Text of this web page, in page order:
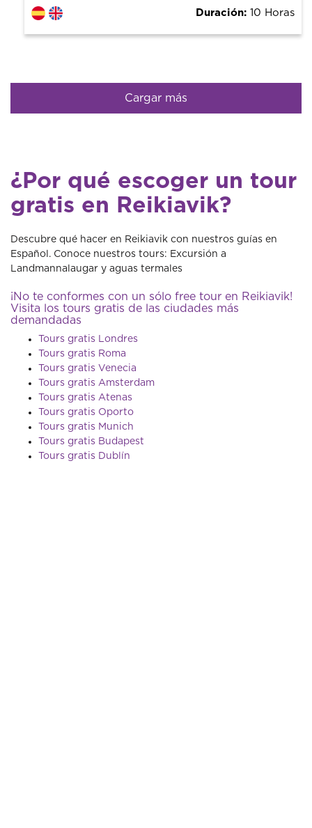
Duración: 10 Horas
Cargar más
¿Por qué escoger un tour
gratis en Reikiavik?
Descubre qué hacer en Reikiavik con nuestros guías en
Español. Conoce nuestros tours: Excursión a
Landmannalaugar y aguas termales
¡No te conformes con un sólo free tour en Reikiavik!
Visita los tours gratis de las ciudades más
demandadas
Tours gratis Londres
Tours gratis Roma
Tours gratis Venecia
Tours gratis Amsterdam
Tours gratis Atenas
Tours gratis Oporto
Tours gratis Munich
Tours gratis Budapest
Tours gratis Dublín